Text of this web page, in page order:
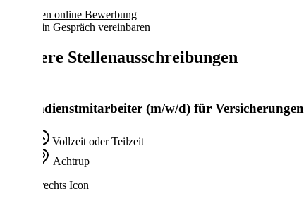
2 Minuten online Bewerbung
Direkt ein Gespräch vereinbaren
Weitere Stellenausschreibungen
Außendienstmitarbeiter (m/w/d) für Versicherungen
Vollzeit oder Teilzeit
Achtrup